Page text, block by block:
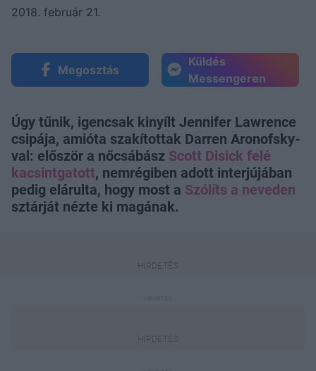
2018. február 21.
Megosztás
Küldés
Messengeren
Úgy tűnik, igencsak kinyílt Jennifer Lawrence
csipája, amióta szakítottak Darren Aronofsky-
val: először a nőcsábász Scott Disick felé
kacsintgatott, nemrégiben adott interjújában
pedig elárulta, hogy most a Szólíts a neveden
sztárját nézte ki magának.